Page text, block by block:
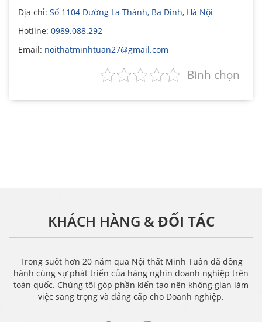
Địa chỉ: Số 1104 Đường La Thành, Ba Đình, Hà Nội
Hotline: 0989.088.292
Email: noithatminhtuan27@gmail.com
Bình chọn
KHÁCH HÀNG &ĐỐI TÁC
Trong suốt hơn 20 năm qua Nội thất Minh Tuân đã đồng
hành cùng sự phát triển của hàng nghìn doanh nghiệp trên
toàn quốc. Chúng tôi góp phần kiến tạo nên không gian làm
việc sang trọng và đẳng cấp cho Doanh nghiệp.